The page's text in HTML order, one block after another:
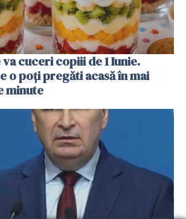
cuceri copiii de 1 Iunie.
o poți pregăti acasă în mai
minute